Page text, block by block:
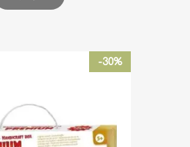
€143.00.
-30%